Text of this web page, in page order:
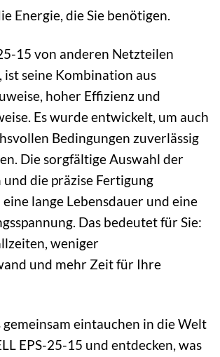
Energie, die Sie benötigen.
15 von anderen Netzteilen
seine Kombination aus
hoher Effizienz und
Es wurde entwickelt, um auch
Bedingungen zuverlässig
Die sorgfältige Auswahl der
die präzise Fertigung
lange Lebensdauer und eine
Das bedeutet für Sie:
weniger
und mehr Zeit für Ihre
gemeinsam eintauchen in die Welt
EPS-25-15 und entdecken, was